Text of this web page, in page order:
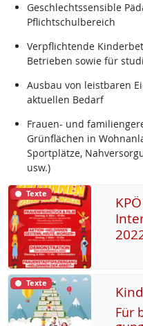
Geschlechtssensible
Pflichtschulbereich
Verpflichtende
Betrieben sowie für
Ausbau von leistbaren
aktuellen Bedarf
Frauen- und
Grünflächen in
Sportplätze,
usw.)
Texte
Texte
Für